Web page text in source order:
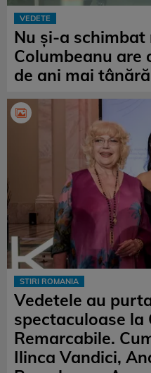
VEDETE
Nu și-a schimbat
Columbeanu are
de ani mai
STIRI ROMANIA
Vedetele au
spectaculoase la
Remarcabile.
Ilinca Vandici,